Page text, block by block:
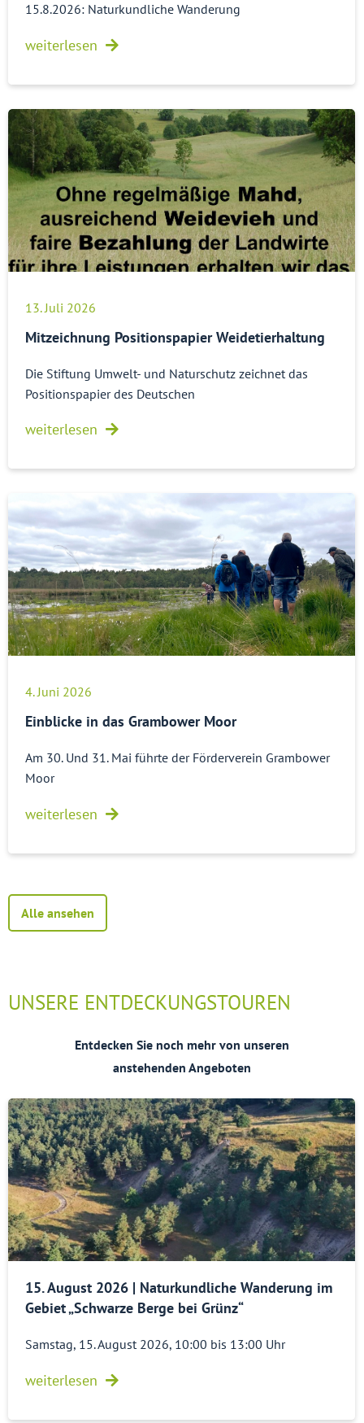
15.8.2026: Naturkundliche Wanderung
weiterlesen
13. Juli 2026
Mitzeichnung Positionspapier Weidetierhaltung
Die Stiftung Umwelt- und Naturschutz zeichnet das
Positionspapier des Deutschen
weiterlesen
4. Juni 2026
Einblicke in das Grambower Moor
Am 30. Und 31. Mai führte der Förderverein Grambower
Moor
weiterlesen
Alle ansehen
UNSERE ENTDECKUNGSTOUREN
Entdecken Sie noch mehr von unseren
anstehenden Angeboten
15. August 2026 | Naturkundliche Wanderung im
Gebiet „Schwarze Berge bei Grünz“
Samstag, 15. August 2026, 10:00 bis 13:00 Uhr
weiterlesen